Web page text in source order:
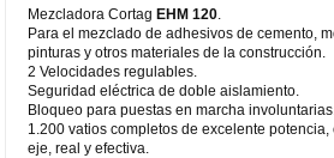
Mezcladora CortagEHM 120
Para el mezclado de adhesivos de cemento,
pinturas y otros materiales de la construcción.
2 Velocidades regulables.
Seguridad eléctrica de doble aislamiento.
Bloqueo para puestas en marcha involuntarias.
1.200 vatios completos de excelente
eje, real y efectiva.